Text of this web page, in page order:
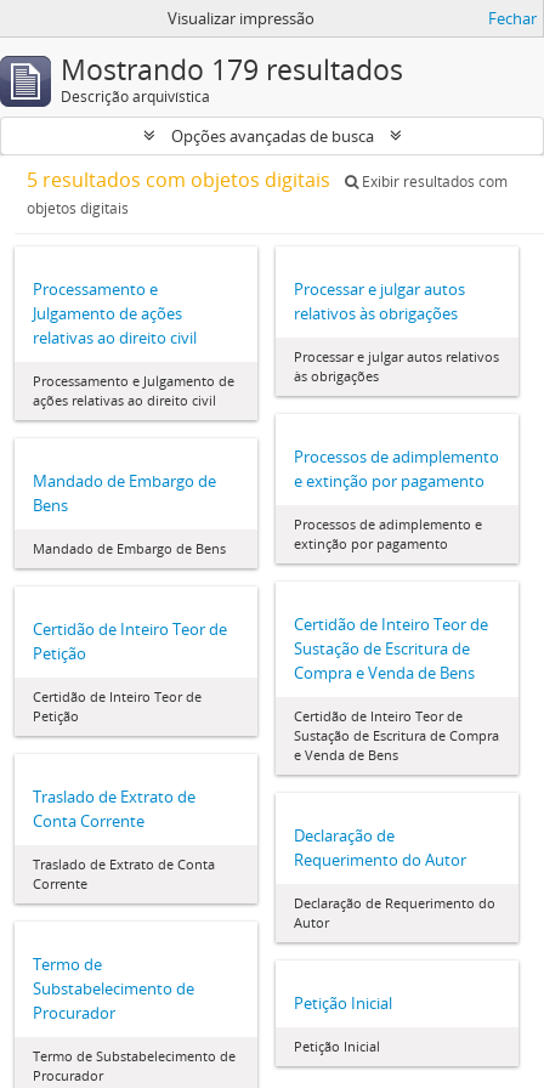
Visualizar impressão Fechar
Mostrando 179 resultados
Descrição arquivística
Opções avançadas de busca
5 resultados com objetos digitais
Exibir resultados com
objetos digitais
Processamento e
Julgamento de ações
relativas ao direito civil
Processamento e Julgamento de
ações relativas ao direito civil
Processar e julgar autos
relativos às obrigações
Processar e julgar autos relativos
às obrigações
Processos de adimplemento
e extinção por pagamento
Processos de adimplemento e
extinção por pagamento
Mandado de Embargo de
Bens
Mandado de Embargo de Bens
Certidão de Inteiro Teor de
Sustação de Escritura de
Compra e Venda de Bens
Certidão de Inteiro Teor de
Sustação de Escritura de Compra
e Venda de Bens
Certidão de Inteiro Teor de
Petição
Certidão de Inteiro Teor de
Petição
Traslado de Extrato de
Conta Corrente
Traslado de Extrato de Conta
Corrente
Declaração de
Requerimento do Autor
Declaração de Requerimento do
Autor
Termo de
Substabelecimento de
Procurador
Termo de Substabelecimento de
Procurador
Petição Inicial
Petição Inicial